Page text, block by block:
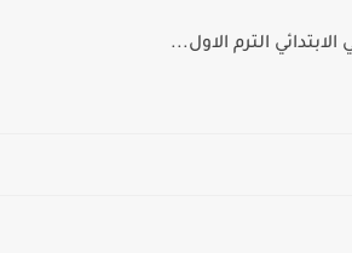
الترم الاول...